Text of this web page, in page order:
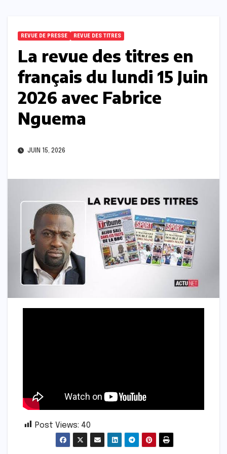
REVUE DE PRESSE REVUE DES TITRES
La revue des titres en
français du lundi 15 Juin
2026 avec Fabrice
Nguema
JUIN 15, 2026
Post Views: 40